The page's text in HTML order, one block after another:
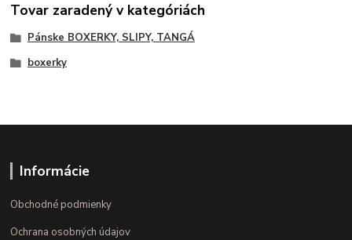
Tovar zaradený v kategóriách
Pánske BOXERKY, SLIPY, TANGÁ
boxerky
Informácie
Obchodné podmienky
Ochrana osobných údajov